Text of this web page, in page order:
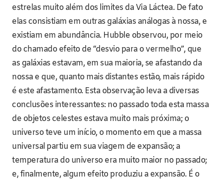
estrelas muito além dos limites da Via Láctea. De fato
elas consistiam em outras galáxias análogas à nossa, e
existiam em abundância. Hubble observou, por meio
do chamado efeito de “desvio para o vermelho”, que
as galáxias estavam, em sua maioria, se afastando da
nossa e que, quanto mais distantes estão, mais rápido
é este afastamento. Esta observação leva a diversas
conclusões interessantes: no passado toda esta massa
de objetos celestes estava muito mais próxima; o
universo teve um início, o momento em que a massa
universal partiu em sua viagem de expansão; a
temperatura do universo era muito maior no passado;
e, finalmente, algum efeito produziu a expansão. É o